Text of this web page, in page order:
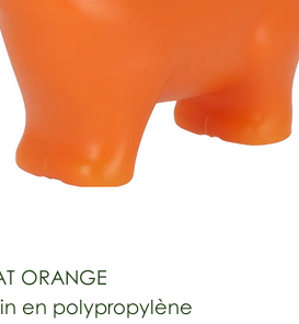
ORANGE
en polypropylène